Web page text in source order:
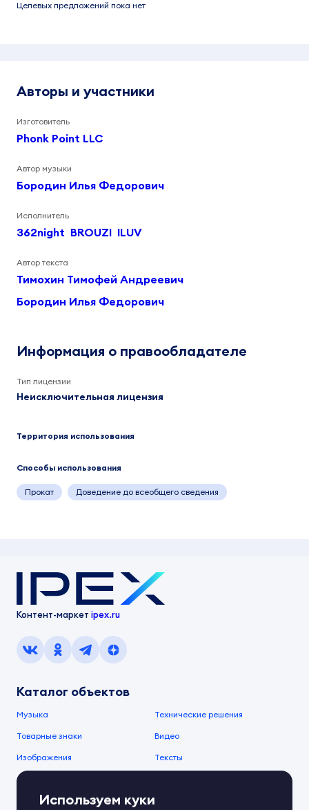
Целевых предложений пока нет
Авторы и участники
Изготовитель
Phonk Point LLC
Автор музыки
Бородин Илья Федорович
Исполнитель
362night BROUZI ILUV
Автор текста
Тимохин Тимофей Андреевич
Бородин Илья Федорович
Информация о правообладателе
Тип лицензии
Неисключительная лицензия
Территория использования
Способы использования
Прокат Доведение до всеобщего сведения
Контент-маркет ipex.ru
Каталог объектов
Музыка Технические решения
Товарные знаки Видео
Изображения Тексты
О компании
О сервисеИспользуем куки